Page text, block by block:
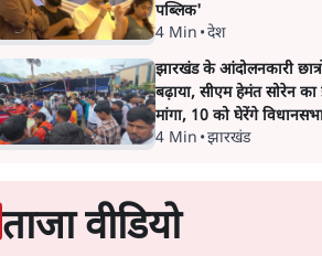
पब्लिक'
4 Min •देश
झारखंड के आंदोलनकारी
बढ़ाया, सीएम हेमंत सोरेन का
मांगा, 10 को घेरेंगे
4 Min •झारखंड
ताजा वीडियो